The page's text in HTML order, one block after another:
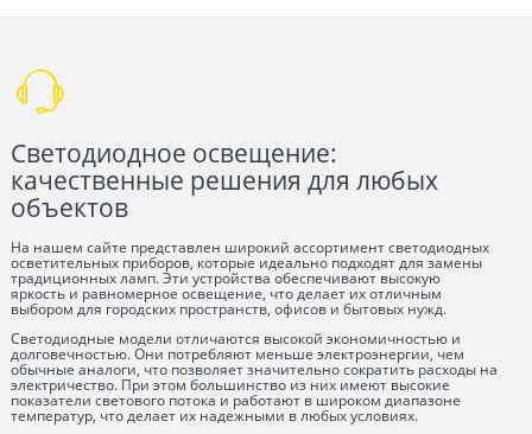
Светодиодное освещение:
качественные решения для любых
объектов
На нашем сайте представлен широкий ассортимент светодиодных
осветительных приборов, которые идеально подходят для замены
традиционных ламп. Эти устройства обеспечивают высокую
яркость и равномерное освещение, что делает их отличным
выбором для городских пространств, офисов и бытовых нужд.
Светодиодные модели отличаются высокой экономичностью и
долговечностью. Они потребляют меньше электроэнергии, чем
обычные аналоги, что позволяет значительно сократить расходы на
электричество. При этом большинство из них имеют высокие
показатели светового потока и работают в широком диапазоне
температур, что делает их надежными в любых условиях.